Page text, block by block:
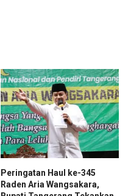
Peringatan Haul ke-345
Raden Aria Wangsakara,